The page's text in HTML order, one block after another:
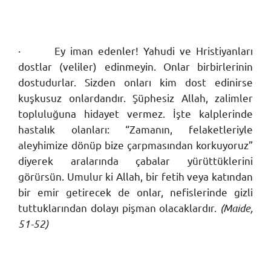
·
Ey iman edenler! Yahudi ve Hristiyanları
dostlar (veliler) edinmeyin. Onlar birbirlerinin
dostudurlar. Sizden onları kim dost edinirse
kuşkusuz onlardandır. Şüphesiz Allah, zalimler
topluluğuna hidayet vermez. İşte kalplerinde
hastalık olanları: “Zamanın, felaketleriyle
aleyhimize dönüp bize çarpmasından korkuyoruz”
diyerek aralarında çabalar yürüttüklerini
görürsün. Umulur ki Allah, bir fetih veya katından
bir emir getirecek de onlar, nefislerinde gizli
tuttuklarından dolayı pişman olacaklardır. (Maide,
51-52)